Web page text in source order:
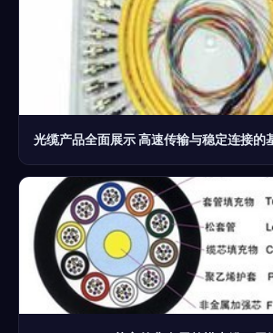
光缆产品全面展示 高速传输与稳定连接的